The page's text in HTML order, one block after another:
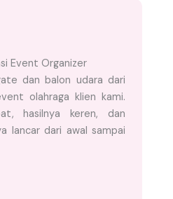
Event Organizer
dan balon udara dari
olahraga klien kami.
hasilnya keren, dan
lancar dari awal sampai